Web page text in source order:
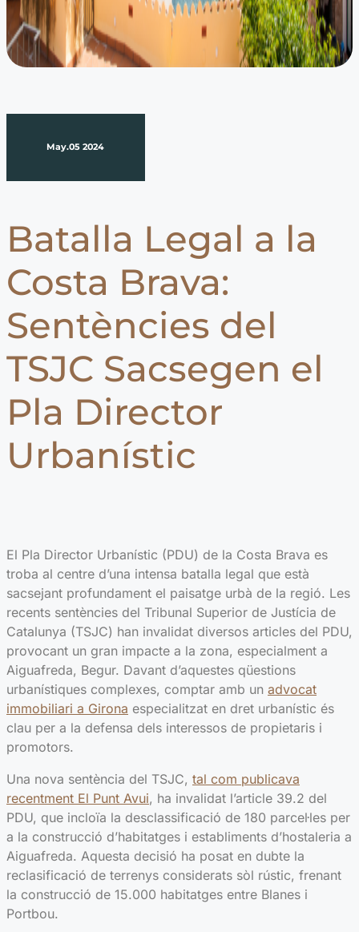
May.05 2024
Batalla Legal a la
Costa Brava:
Sentències del
TSJC Sacsegen el
Pla Director
Urbanístic
El Pla Director Urbanístic (PDU) de la Costa Brava es
troba al centre d’una intensa batalla legal que està
sacsejant profundament el paisatge urbà de la regió. Les
recents sentències del Tribunal Superior de Justícia de
Catalunya (TSJC) han invalidat diversos articles del PDU,
provocant un gran impacte a la zona, especialment a
Aiguafreda, Begur. Davant d’aquestes qüestions
urbanístiques complexes, comptar amb un advocat
immobiliari a Girona especialitzat en dret urbanístic és
clau per a la defensa dels interessos de propietaris i
promotors.
Una nova sentència del TSJC, tal com publicava
recentment El Punt Avui, ha invalidat l’article 39.2 del
PDU, que incloïa la desclassificació de 180 parcel·les per
a la construcció d’habitatges i establiments d’hostaleria a
Aiguafreda. Aquesta decisió ha posat en dubte la
reclasificació de terrenys considerats sòl rústic, frenant
la construcció de 15.000 habitatges entre Blanes i
Portbou.